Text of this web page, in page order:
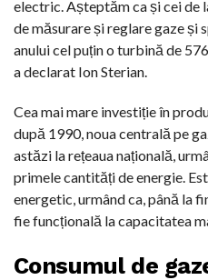
electric. Așteptăm ca și cei de
de măsurare și reglare gaze și
anului cel puțin o turbină de
a declarat Ion Sterian.
Cea mai mare investiție în
după 1990, noua centrală pe
astăzi la rețeaua națională,
primele cantități de energie.
energetic, urmând ca, până la
fie funcțională la capacitatea
Consumul de